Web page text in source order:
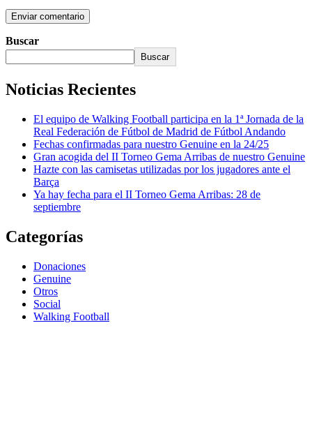
Buscar
Buscar
Noticias Recientes
El equipo de Walking Football participa en la 1ª Jornada de la
Real Federación de Fútbol de Madrid de Fútbol Andando
Fechas confirmadas para nuestro Genuine en la 24/25
Gran acogida del II Torneo Gema Arribas de nuestro Genuine
Hazte con las camisetas utilizadas por los jugadores ante el
Barça
Ya hay fecha para el II Torneo Gema Arribas: 28 de
septiembre
Categorías
Donaciones
Genuine
Otros
Social
Walking Football